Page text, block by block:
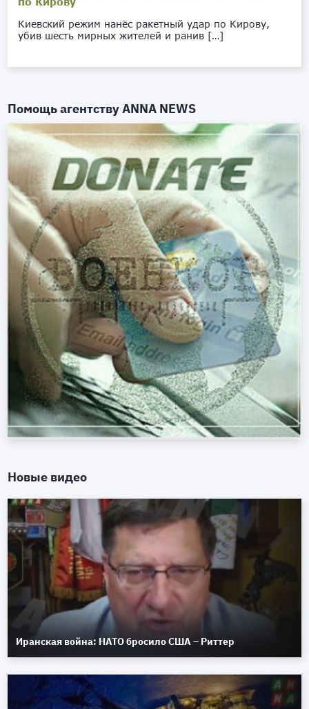
Киевский режим нанёс ракетный удар по Кирову,
убив шесть мирных жителей и ранив […]
Помощь агентствуANNA NEWS
Новые видео
Иранская война: НАТО бросило США – Риттер